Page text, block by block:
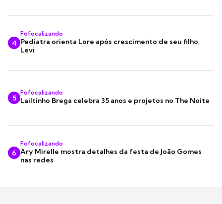
4
Fofocalizando
Pediatra orienta Lore após crescimento de seu filho,
Levi
5
Fofocalizando
Lailtinho Brega celebra 35 anos e projetos no The Noite
6
Fofocalizando
Ary Mirelle mostra detalhes da festa de João Gomes
nas redes